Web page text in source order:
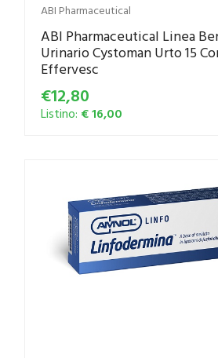
ABI Pharmaceutical
ABI Pharmaceutical Linea
Urinario Cystoman Urto 15
Effervesc
€12,80
Listino: € 16,00